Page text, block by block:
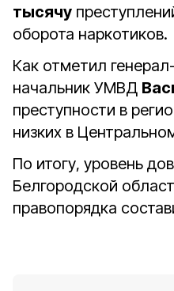
тысячу
оборота наркотиков.
Как отметил
начальник УМВД
преступности в
низких в
По итогу, уровень
Белгородской
правопорядка